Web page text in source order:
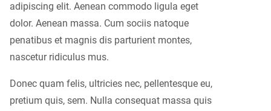
adipiscing elit. Aenean commodo ligula eget
dolor. Aenean massa. Cum sociis natoque
penatibus et magnis dis parturient montes,
nascetur ridiculus mus.
Donec quam felis, ultricies nec, pellentesque eu,
pretium quis, sem. Nulla consequat massa quis